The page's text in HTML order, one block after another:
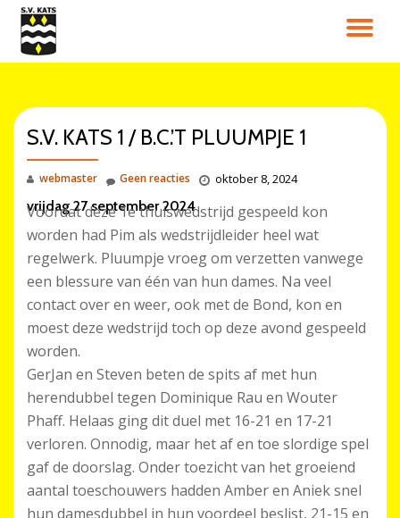
direct
inhoud
S.V. KATS 1 / B.C.’T PLUUMPJE 1
webmaster oktober 8, 2024
Geen reacties
vrijdag 27 september 2024
Voordat deze 1e thuiswedstrijd gespeeld kon
worden had Pim als wedstrijdleider heel wat
regelwerk. Pluumpje vroeg om verzetten vanwege
een blessure van één van hun dames. Na veel
contact over en weer, ook met de Bond, kon en
moest deze wedstrijd toch op deze avond gespeeld
worden.
GerJan en Steven beten de spits af met hun
herendubbel tegen Dominique Rau en Wouter
Phaff. Helaas ging dit duel met 16-21 en 17-21
verloren. Onnodig, maar het af en toe slordige spel
gaf de doorslag. Onder toezicht van het groeiend
aantal toeschouwers hadden Amber en Aniek snel
hun damesdubbel in hun voordeel beslist, 21-15 en